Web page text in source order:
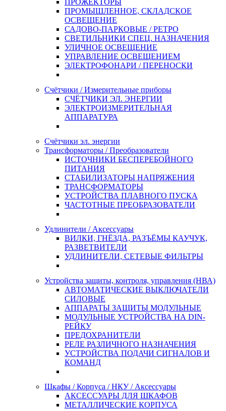
ПРОЖЕКТОРЫ
ПРОМЫШЛЕННОЕ, СКЛАДСКОЕ
ОСВЕЩЕНИЕ
САДОВО-ПАРКОВЫЕ / РЕТРО
СВЕТИЛЬНИКИ СПЕЦ. НАЗНАЧЕНИЯ
УЛИЧНОЕ ОСВЕЩЕНИЕ
УПРАВЛЕНИЕ ОСВЕЩЕНИЕМ
ЭЛЕКТРОФОНАРИ / ПЕРЕНОСКИ
Счётчики / Измерительные приборы
СЧЁТЧИКИ ЭЛ. ЭНЕРГИИ
ЭЛЕКТРОИЗМЕРИТЕЛЬНАЯ
АППАРАТУРА
Счётчики эл. энергии
Трансформаторы / Преобразователи
ИСТОЧНИКИ БЕСПЕРЕБОЙНОГО
ПИТАНИЯ
СТАБИЛИЗАТОРЫ НАПРЯЖЕНИЯ
ТРАНСФОРМАТОРЫ
УСТРОЙСТВА ПЛАВНОГО ПУСКА
ЧАСТОТНЫЕ ПРЕОБРАЗОВАТЕЛИ
Удлинители / Аксессуары
ВИЛКИ, ГНЁЗДА, РАЗЪЁМЫ КАУЧУК,
РАЗВЕТВИТЕЛИ
УДЛИНИТЕЛИ, СЕТЕВЫЕ ФИЛЬТРЫ
Устройства защиты, контроля, управления (НВА)
АВТОМАТИЧЕСКИЕ ВЫКЛЮЧАТЕЛИ
СИЛОВЫЕ
АППАРАТЫ ЗАЩИТЫ МОДУЛЬНЫЕ
МОДУЛЬНЫЕ УСТРОЙСТВА НА DIN-
РЕЙКУ
ПРЕДОХРАНИТЕЛИ
РЕЛЕ РАЗЛИЧНОГО НАЗНАЧЕНИЯ
УСТРОЙСТВА ПОДАЧИ СИГНАЛОВ И
КОМАНД
Шкафы / Корпуса / НКУ / Аксессуары
АКСЕССУАРЫ ДЛЯ ШКАФОВ
МЕТАЛЛИЧЕСКИЕ КОРПУСА